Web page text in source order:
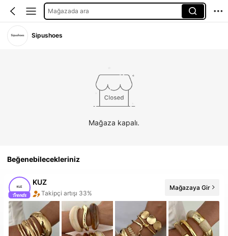
Mağazada ara
Sipushoes
Mağaza kapalı.
Beğenebilecekleriniz
KUZ
Takipçi artışı 33%
Mağazaya Gir